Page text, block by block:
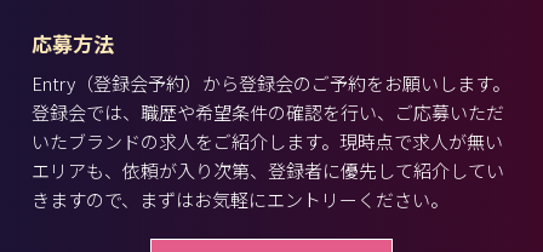
応募方法
Entry（登録会予約）から登録会のご予約をお願いします。
登録会では、職歴や希望条件の確認を行い、ご応募いただ
いたブランドの求人をご紹介します。現時点で求人が無い
エリアも、依頼が入り次第、登録者に優先して紹介してい
きますので、まずはお気軽にエントリーください。